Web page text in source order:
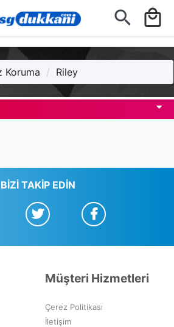
search local_mall
Koruma Riley
BIZI TAKIP EDIN
Müşteri Hizmetleri
Çerez Politikası
İletişim